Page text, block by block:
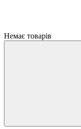
Немає товарів